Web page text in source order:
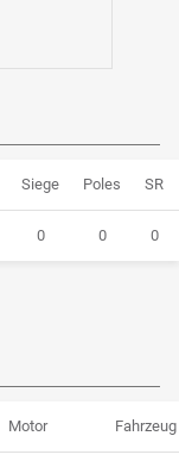
Siege Poles SR
0 0 0
Motor Fahrzeug